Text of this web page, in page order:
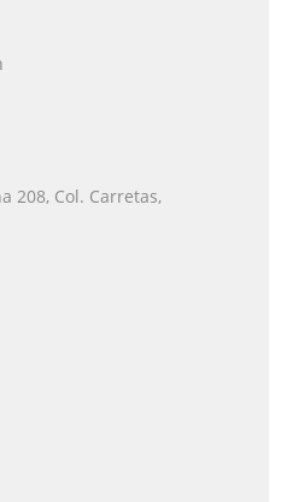
208, Col. Carretas,